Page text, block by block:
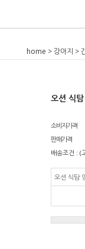
home >강아지 >
오션 식
소비자가격
판매가격
배송조건 : (
오션 식탐